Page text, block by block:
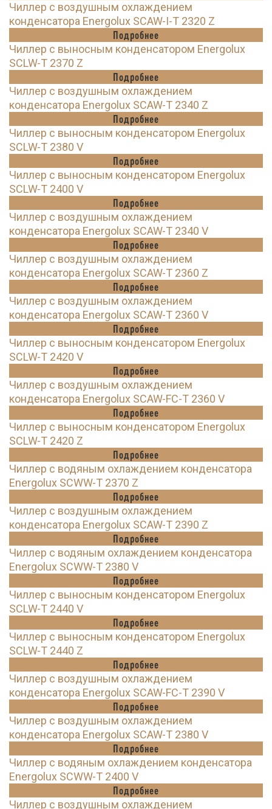
Чиллер с воздушным охлаждением
конденсатора Energolux SCAW-I-T 2320 Z
Подробнее
Чиллер с выносным конденсатором Energolux
SCLW-T 2370 Z
Подробнее
Чиллер с воздушным охлаждением
конденсатора Energolux SCAW-T 2340 Z
Подробнее
Чиллер с выносным конденсатором Energolux
SCLW-T 2380 V
Подробнее
Чиллер с выносным конденсатором Energolux
SCLW-T 2400 V
Подробнее
Чиллер с воздушным охлаждением
конденсатора Energolux SCAW-T 2340 V
Подробнее
Чиллер с воздушным охлаждением
конденсатора Energolux SCAW-T 2360 Z
Подробнее
Чиллер с воздушным охлаждением
конденсатора Energolux SCAW-T 2360 V
Подробнее
Чиллер с выносным конденсатором Energolux
SCLW-T 2420 V
Подробнее
Чиллер с воздушным охлаждением
конденсатора Energolux SCAW-FC-T 2360 V
Подробнее
Чиллер с выносным конденсатором Energolux
SCLW-T 2420 Z
Подробнее
Чиллер с водяным охлаждением конденсатора
Energolux SCWW-T 2370 Z
Подробнее
Чиллер с воздушным охлаждением
конденсатора Energolux SCAW-T 2390 Z
Подробнее
Чиллер с водяным охлаждением конденсатора
Energolux SCWW-T 2380 V
Подробнее
Чиллер с выносным конденсатором Energolux
SCLW-T 2440 V
Подробнее
Чиллер с выносным конденсатором Energolux
SCLW-T 2440 Z
Подробнее
Чиллер с воздушным охлаждением
конденсатора Energolux SCAW-FC-T 2390 V
Подробнее
Чиллер с воздушным охлаждением
конденсатора Energolux SCAW-T 2380 V
Подробнее
Чиллер с водяным охлаждением конденсатора
Energolux SCWW-T 2400 V
Подробнее
Чиллер с воздушным охлаждением